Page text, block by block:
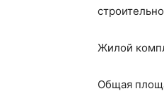
Жилой
Общая